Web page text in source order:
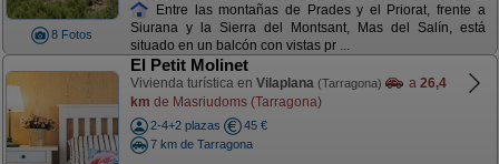
8 Fotos
Entre las montañas de Prades y el Priorat, frente a
Siurana y la Sierra del Montsant, Mas del Salín, está
situado en un balcón con vistas pr ...
El Petit Molinet
Vivienda turística en Vilaplana (Tarragona) a 26,4
km de Masriudoms (Tarragona)
2-4+2 plazas
45 €
7 km de Tarragona